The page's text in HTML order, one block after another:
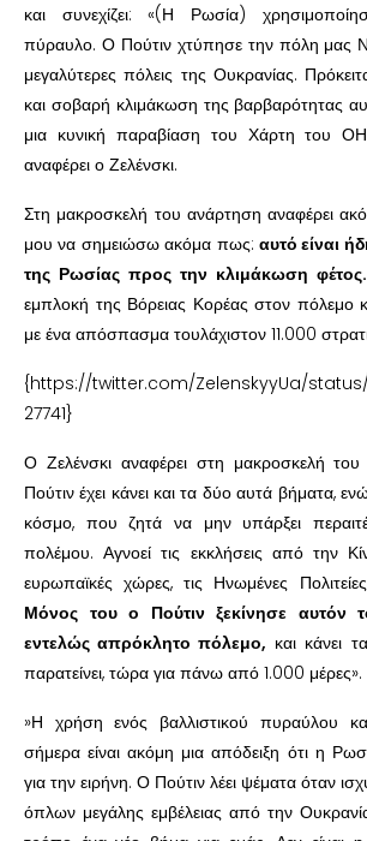
και συνεχίζει: «(Η Ρωσία)
πύραυλο. Ο Πούτιν χτύπησε την πόλη μας
μεγαλύτερες πόλεις της Ουκρανίας.
και σοβαρή κλιμάκωση της βαρβαρότητας
μια κυνική παραβίαση του Χάρτη του
αναφέρει ο Ζελένσκι.
Στη μακροσκελή του ανάρτηση αναφέρει
μου να σημειώσω ακόμα πως: αυτό είναι
της Ρωσίας προς την κλιμάκωση φέτος.
εμπλοκή της Βόρειας Κορέας στον πόλεμο
με ένα απόσπασμα τουλάχιστον 11.000
{https://twitter.com/ZelenskyyUa/status/
27741}
Ο Ζελένσκι αναφέρει στη μακροσκελή
Πούτιν έχει κάνει και τα δύο αυτά βήματα,
κόσμο, που ζητά να μην υπάρξει
πολέμου. Αγνοεί τις εκκλήσεις από την
ευρωπαϊκές χώρες, τις Ηνωμένες
Μόνος του ο Πούτιν ξεκίνησε αυτόν
εντελώς απρόκλητο πόλεμο, και κάνει
παρατείνει, τώρα για πάνω από 1.000 μέρες».
»Η χρήση ενός βαλλιστικού πυραύλου
σήμερα είναι ακόμη μια απόδειξη ότι η
για την ειρήνη. Ο Πούτιν λέει ψέματα όταν
όπλων μεγάλης εμβέλειας από την